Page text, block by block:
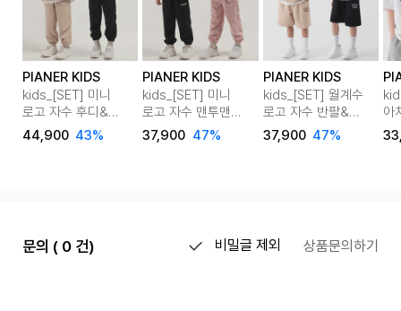
PIANER KIDS
kids_[SET] 미니
로고 자수 후디&
조거 팬츠 셋업
(4color)
44,900 43%
PIANER KIDS
kids_[SET] 미니
로고 자수 맨투맨&
조거 팬츠 셋업
(4color)
37,900 47%
PIANER KIDS
kids_[SET] 월계수
로고 자수 반팔&
쇼츠 셋업 (5color)
37,900 47%
아
반
문의 ( 0 건) 비밀글 제외 상품문의하기